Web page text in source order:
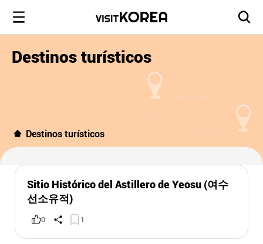
Destinos turísticos
Destinos turísticos
Sitio Histórico del Astillero de Yeosu (여수
선소유적)
0 1